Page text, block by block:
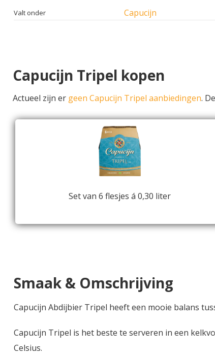
Valt onder Capucijn
Capucijn Tripel kopen
Actueel zijn er geen Capucijn Tripel aanbiedingen.
Set van 6 flesjes á 0,30 liter
Smaak & Omschrijving
Capucijn Abdijbier Tripel heeft een mooie balans
Capucijn Tripel is het beste te serveren in een
Celsius.